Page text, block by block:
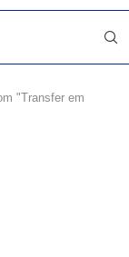
"Transfer em